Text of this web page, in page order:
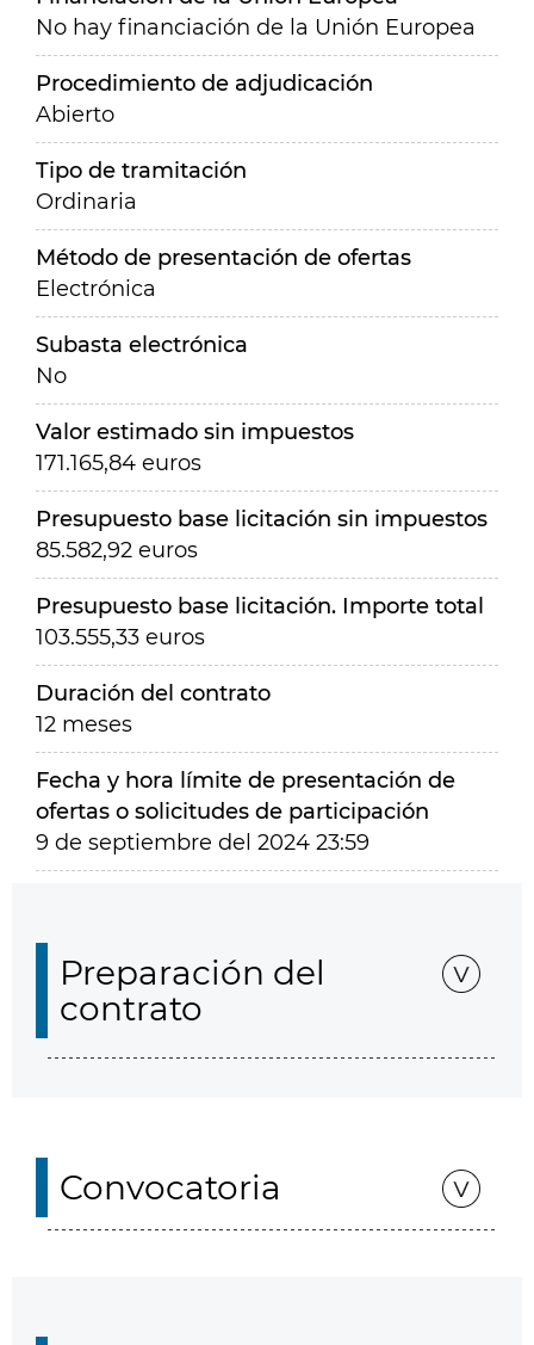
No hay financiación de la Unión Europea
Procedimiento de adjudicación
Abierto
Tipo de tramitación
Ordinaria
Método de presentación de ofertas
Electrónica
Subasta electrónica
No
Valor estimado sin impuestos
171.165,84 euros
Presupuesto base licitación sin impuestos
85.582,92 euros
Presupuesto base licitación. Importe total
103.555,33 euros
Duración del contrato
12 meses
Fecha y hora límite de presentación de
ofertas o solicitudes de participación
9 de septiembre del 2024 23:59
Preparación del
contrato
Convocatoria